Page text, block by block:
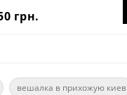
грн.
вешалка в прихожую киев